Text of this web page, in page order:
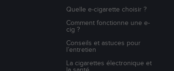
Quelle e-cigarette choisir ?
Comment fonctionne une e-
cig ?
Conseils et astuces pour
l’entretien
La cigarettes électronique et